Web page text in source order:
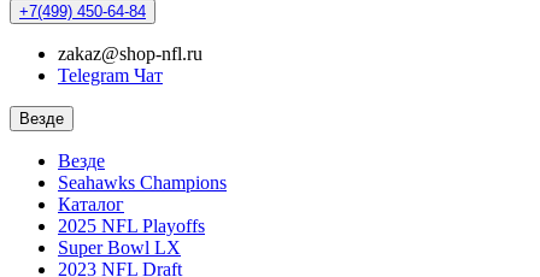
+7(499) 450-64-84
zakaz@shop-nfl.ru
Telegram Чат
Везде
Везде
Seahawks Champions
Каталог
2025 NFL Playoffs
Super Bowl LX
2023 NFL Draft